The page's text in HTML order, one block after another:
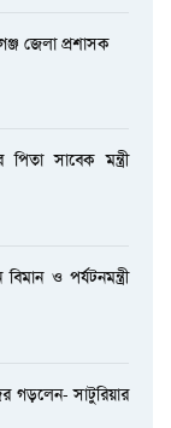
জেলা প্রশাসক
পিতা সাবেক মন্ত্রী
ও পর্যটনমন্ত্রী
গড়লেন- সাটুরিয়ার